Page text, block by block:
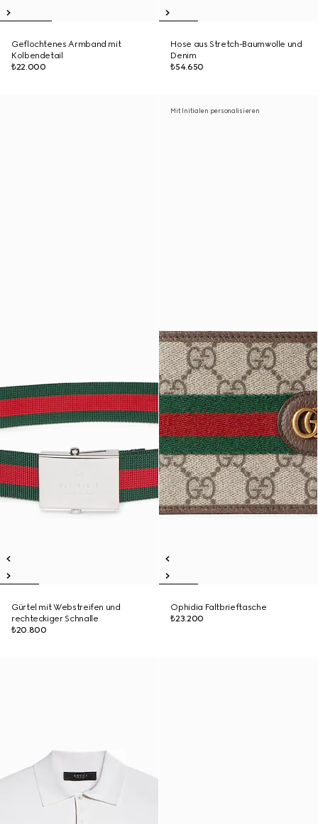
Geflochtenes Armband mit
Kolbendetail
₺22.000
Hose aus Stretch-Baumwolle und
Denim
₺54.650
Gürtel mit Webstreifen und
rechteckiger Schnalle
₺20.800
Mit Initialen personalisieren
Ophidia Faltbrieftasche
₺23.200